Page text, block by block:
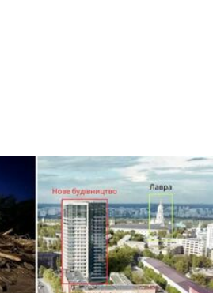
щодо скасування будівництва
масовану атаку на Одесу:
міста, є постраждалі.
ракети та дрони